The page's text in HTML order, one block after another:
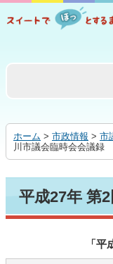
る
ホーム > 市政情報 > 市
川市議会臨時会会議録
平成27年 第
「